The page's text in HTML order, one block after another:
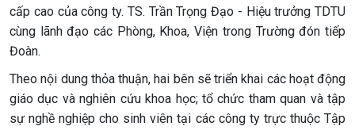
cấp cao của công ty. TS. Trần Trọng Đạo - Hiệu trưởng TDTU
cùng lãnh đạo các Phòng, Khoa, Viện trong Trường đón tiếp
Đoàn.
Theo nội dung thỏa thuận, hai bên sẽ triển khai các hoạt động
giáo dục và nghiên cứu khoa học; tổ chức tham quan và tập
sự nghề nghiệp cho sinh viên tại các công ty trực thuộc Tập